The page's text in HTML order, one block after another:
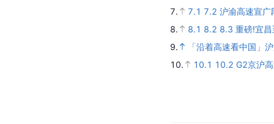
7.
7.1 7.2 沪渝高速宣广
8.
8.1 8.2 8.3 重磅!宜
9.
「沿着高速看中国
10.
10.1 10.2 G2京沪